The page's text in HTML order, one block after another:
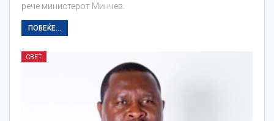
рече министерот Минчев.
ПОВЕЌЕ...
СВЕТ